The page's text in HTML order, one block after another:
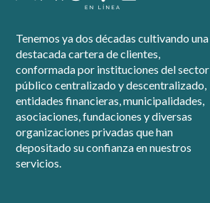
Tenemos ya dos décadas cultivando una
destacada cartera de clientes,
conformada por instituciones del sector
público centralizado y descentralizado,
entidades financieras, municipalidades,
asociaciones, fundaciones y diversas
organizaciones privadas que han
depositado su confianza en nuestros
servicios.